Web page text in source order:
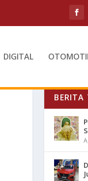
DIGITAL
BERITA